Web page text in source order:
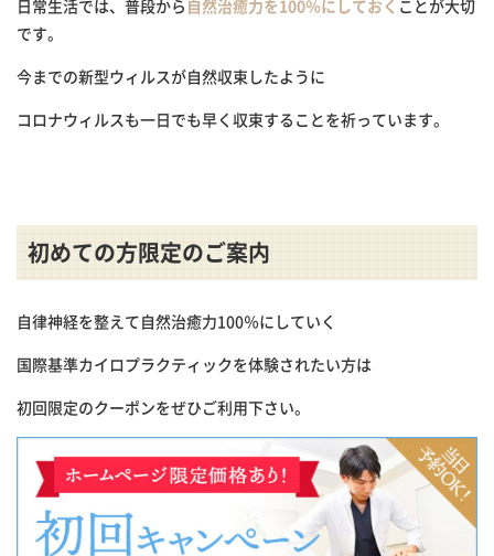
日常生活では、普段から 自然治癒力を100％にしておく ことが大切
です。
今までの新型ウィルスが自然収束したように
コロナウィルスも一日でも早く収束することを祈っています。
初めての方限定のご案内
自律神経を整えて自然治癒力100％にしていく
国際基準カイロプラクティックを体験されたい方は
初回限定のクーポンをぜひご利用下さい。